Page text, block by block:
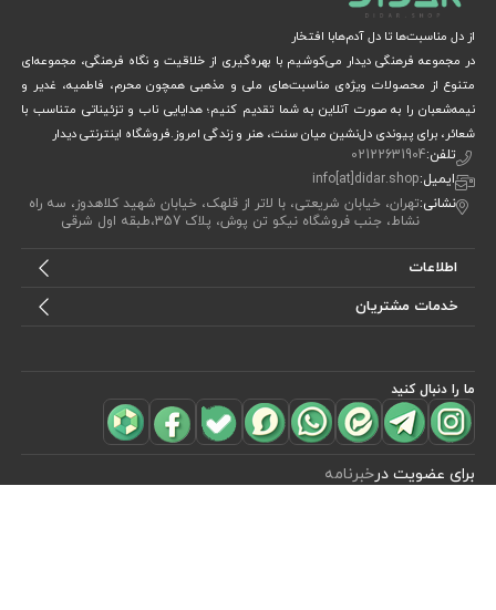
مشاهده محصولات(0)
از دل مناسبت‌ها تا دل آدم‌هابا افتخار
در مجموعه فرهنگی دیدار می‌کوشیم با بهره‌گیری از خلاقیت و نگاه فرهنگی، مجموعه‌ای
متنوع از محصولات ویژه‌ی مناسبت‌های ملی و مذهبی همچون محرم، فاطمیه، غدیر و
نیمه‌شعبان را به صورت آنلاین به شما تقدیم کنیم؛ هدایایی ناب و تزئیناتی متناسب با
شعائر، برای پیوندی دل‌نشین میان سنت، هنر و زندگی امروز.فروشگاه اینترنتی دیدار
تلفن:02122631904
ایمیل:info[at]didar.shop
نشانی:تهران، خیابان شریعتی، با لاتر از قلهک، خیابان شهید کلاهدوز، سه راه
نشاط، جنب فروشگاه نیکو تن پوش، پلاک 357،طبقه اول شرقی
اطلاعات
خدمات مشتریان
ما را دنبال کنید
برای عضویت درخبرنامه